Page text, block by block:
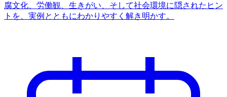
腐文化、労働観、生きがい、そして社会環境に隠されたヒン
トを、実例とともにわかりやすく解き明かす。